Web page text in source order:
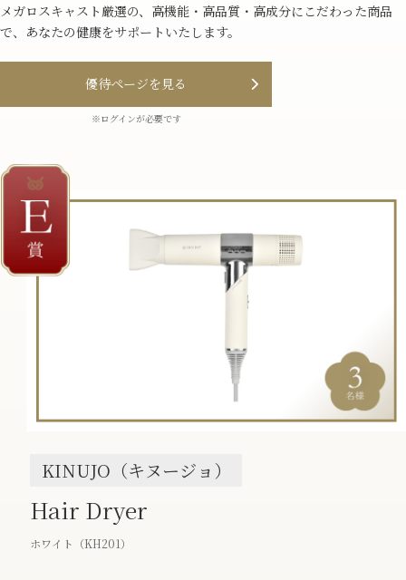
メガロスキャスト厳選の、⾼機能・⾼品質・⾼成分にこだわった商品
で、あなたの健康をサポートいたします。
優待ページを⾒る
※ログインが必要です
KINUJO（キヌージョ）
Hair Dryer
ホワイト（KH201）